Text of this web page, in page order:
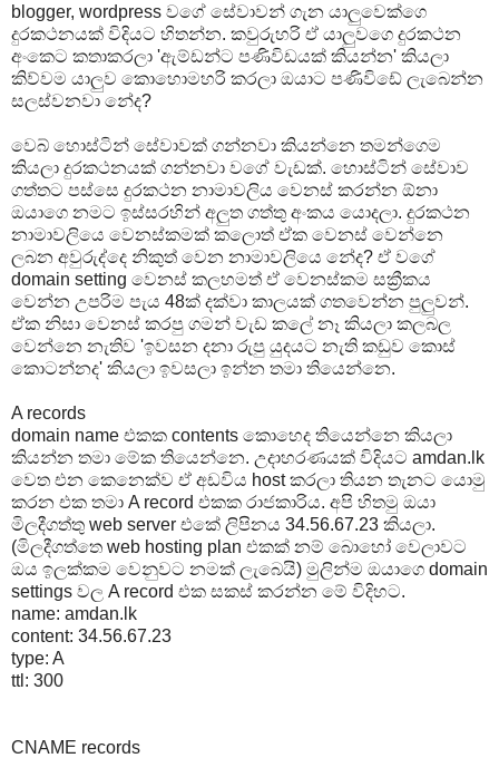
blogger, wordpress වගේ සේවාවන් ගැන යාලුවෙක්ගෙ
දුරකථනයක් විදියට හිතන්න. කවුරුහරි ඒ යාලුවගෙ දුරකථන
අංකෙට කතාකරලා 'ඇම්ඩන්ට පණිවිඩයක් කියන්න' කියලා
කිව්වම යාලුව කොහොමහරි කරලා ඔයාට පණිවිඩේ ලැබෙන්න
සලස්වනවා නේද?
වෙබ් හොස්ටින් සේවාවක් ගන්නවා කියන්නෙ තමන්ගෙම
කියලා දුරකථනයක් ගන්නවා වගේ වැඩක්. හොස්ටින් සේවාව
ගත්තට පස්සෙ දුරකථන නාමාවලිය වෙනස් කරන්න ඕනා
ඔයාගෙ නමට ඉස්සරහින් අලුත ගත්තු අංකය යොදලා. දුරකථන
නාමාවලියෙ වෙනස්කමක් කලොත් ඒක වෙනස් වෙන්නෙ
ලබන අවුරුද්දෙ නිකුත් වෙන නාමාවලියෙ නේද? ඒ වගේ
domain setting වෙනස් කලහමත් ඒ වෙනස්කම සක්‍රීකය
වෙන්න උපරිම පැය 48ක් දක්වා කාලයක් ගතවෙන්න පුලුවන්.
ඒක නිසා වෙනස් කරපු ගමන් වැඩ කලේ නෑ කියලා කලබල
වෙන්නෙ නැතිව 'ඉවසන දනා රුපු යුදයට නැති කඩුව කොස්
කොටන්නද' කියලා ඉවසලා ඉන්න තමා තියෙන්නෙ.
A records
domain name එකක contents කොහෙද තියෙන්නෙ කියලා
කියන්න තමා මේක තියෙන්නෙ. උදාහරණයක් විදියට amdan.lk
වෙත එන කෙනෙක්ව ඒ අඩවිය host කරලා තියන තැනට යොමු
කරන එක තමා A record එකක රාජකාරිය. අපි හිතමු ඔයා
මිලදීගත්තු web server එකේ ලිපිනය 34.56.67.23 කියලා.
(මිලදීගත්තෙ web hosting plan එකක් නම් බොහෝ වෙලාවට
ඔය ඉලක්කම වෙනුවට නමක් ලැබෙයි) මුලින්ම ඔයාගෙ domain
settings වල A record එක සකස් කරන්න මේ විදිහට.
name: amdan.lk
content: 34.56.67.23
type: A
ttl: 300
CNAME records